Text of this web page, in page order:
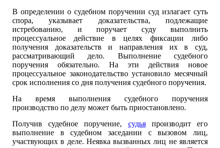
В определении о судебном поручении суд излагает суть
спора, указывает доказательства, подлежащие
истребованию, и поручает суду выполнить
процессуальное действие в целях фиксации либо
получения доказательств и направления их в суд,
рассматривающий дело. Выполнение судебного
поручения обязательно. На эти действия новое
процессуальное законодательство установило месячный
срок исполнения со дня получения судебного поручения.
На время выполнения судебного поручения
производство по делу может быть приостановлено.
Получив судебное поручение, судьяпроизводит его
выполнение в судебном заседании с вызовом лиц,
участвующих в деле. Неявка вызванных лиц не является